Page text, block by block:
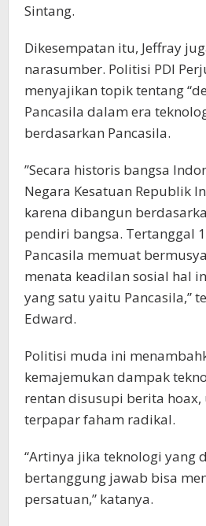
Sintang.
Dikesempatan itu, Jeffray
narasumber. Politisi PDI
menyajikan topik tentang
Pancasila dalam era
berdasarkan Pancasila.
”Secara historis bangsa
Negara Kesatuan Republik
karena dibangun
pendiri bangsa. Tertanggal
Pancasila memuat
menata keadilan sosial hal
yang satu yaitu Pancasila,”
Edward.
Politisi muda ini
kemajemukan dampak
rentan disusupi berita hoax,
terpapar faham radikal.
“Artinya jika teknologi yang
bertanggung jawab bisa
persatuan,” katanya.